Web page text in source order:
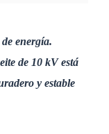
energía.
de 10 kV está
y estable